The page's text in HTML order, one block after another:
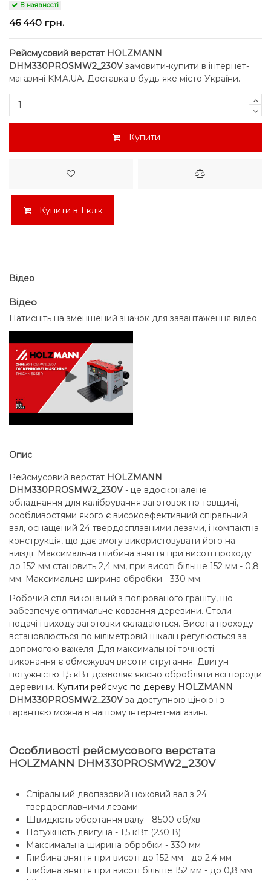
В наявності
46 440 грн.
Рейсмусовий верстат HOLZMANN
DHM330PROSMW2_230Vзамовити-купити в інтернет-
магазині KMA.UA. Доставка в будь-яке місто України.
Купити
Купити в 1 клік
Відео
Відео
Натисніть на зменшений значок для завантаження відео
Опис
Рейсмусовий верстат HOLZMANN
DHM330PROSMW2_230V- це вдосконалене
обладнання для калібрування заготовок по товщині,
особливостями якого є високоефективний спіральний
вал, оснащений 24 твердосплавними лезами, і компактна
конструкція, що дає змогу використовувати його на
виїзді. Максимальна глибина зняття при висоті проходу
до 152 мм становить 2,4 мм, при висоті більше 152 мм - 0,8
мм. Максимальна ширина обробки - 330 мм.
Робочий стіл виконаний з полірованого граніту, що
забезпечує оптимальне ковзання деревини. Столи
подачі і виходу заготовки складаються. Висота проходу
встановлюється по міліметровій шкалі і регулюється за
допомогою важеля. Для максимальної точності
виконання є обмежувач висоти стругання. Двигун
потужністю 1,5 кВт дозволяє якісно обробляти всі породи
деревини. Купити рейсмус по дереву HOLZMANN
DHM330PROSMW2_230Vза доступною ціною і з
гарантією можна в нашому інтернет-магазині.
Особливості рейсмусового верстата
HOLZMANN DHM330PROSMW2_230V
Спіральний двопазовий ножовий вал з 24
твердосплавними лезами
Швидкість обертання валу - 8500 об/хв
Потужність двигуна - 1,5 кВт (230 В)
Максимальна ширина обробки - 330 мм
Глибина зняття при висоті до 152 мм - до 2,4 мм
Глибина зняття при висоті більше 152 мм - до 0,8 мм